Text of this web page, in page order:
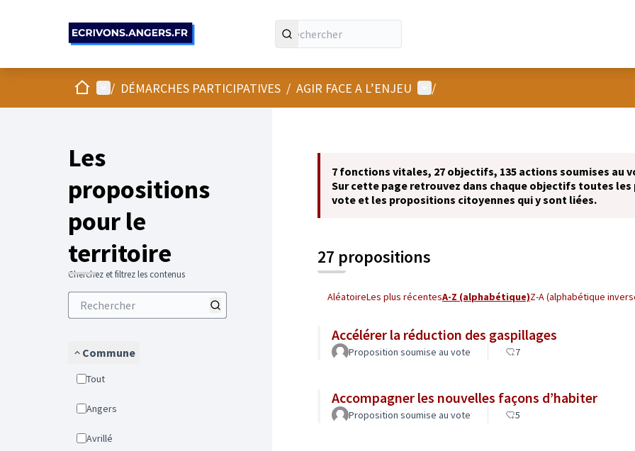
AccueilMenu principal
/ DÉMARCHES PARTICIPATIVES / AGIR FACE A L’ENJEU Menu utilisateur
/
Les
propositions
pour le
territoire
Cherchez et filtrez les contenus
Commune
Tout
Angers
Avrillé
7 fonctions vitales, 27 objectifs, 135 actions soumises au
Sur cette page retrouvez dans chaque objectifs toutes
vote et les propositions citoyennes qui y sont liées.
27 propositions
AléatoireLes plus récentesA-Z (alphabétique)Z-A (alphabétique
Accélérer la réduction des gaspillages
Proposition soumise au vote 7
Accompagner les nouvelles façons d’habiter
Proposition soumise au vote 5